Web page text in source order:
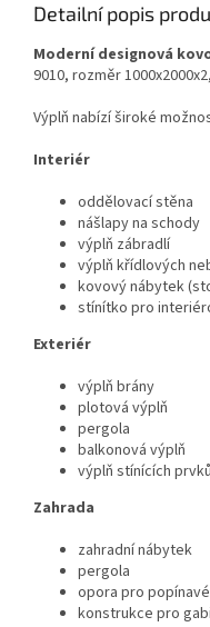
Detailní popis
Moderní designová
9010, rozměr
Výplň nabízí široké
Interiér
oddělovací stěna
nášlapy na schody
výplň zábradlí
výplň křídlových
kovový nábytek
stínítko pro
Exteriér
výplň brány
plotová výplň
pergola
balkonová výplň
výplň stínících prvků
Zahrada
zahradní nábytek
pergola
opora pro
konstrukce pro